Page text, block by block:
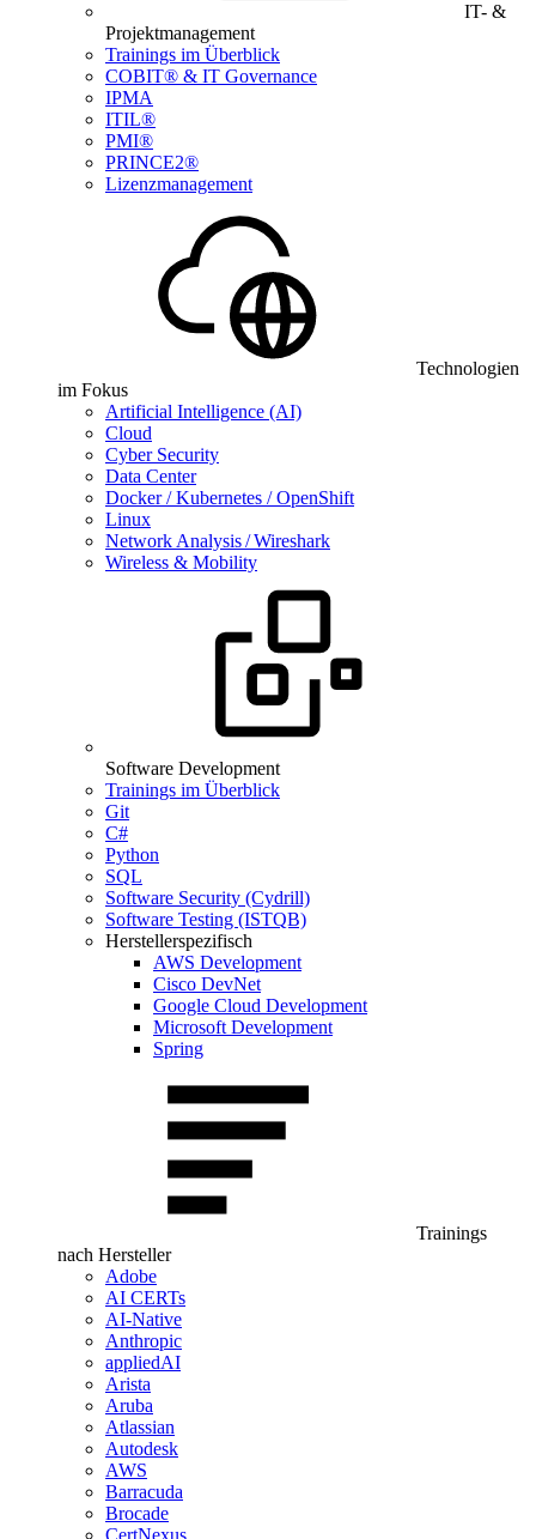
IT- &
Projektmanagement
Trainings im Überblick
COBIT® & IT Governance
IPMA
ITIL®
PMI®
PRINCE2®
Lizenzmanagement
Technologien
im Fokus
Artificial Intelligence (AI)
Cloud
Cyber Security
Data Center
Docker / Kubernetes / OpenShift
Linux
Network Analysis / Wireshark
Wireless & Mobility
Software Development
Trainings im Überblick
Git
C#
Python
SQL
Software Security (Cydrill)
Software Testing (ISTQB)
Herstellerspezifisch
AWS Development
Cisco DevNet
Google Cloud Development
Microsoft Development
Spring
Trainings
nach Hersteller
Adobe
AI CERTs
AI-Native
Anthropic
appliedAI
Arista
Aruba
Atlassian
Autodesk
AWS
Barracuda
Brocade
CertNexus